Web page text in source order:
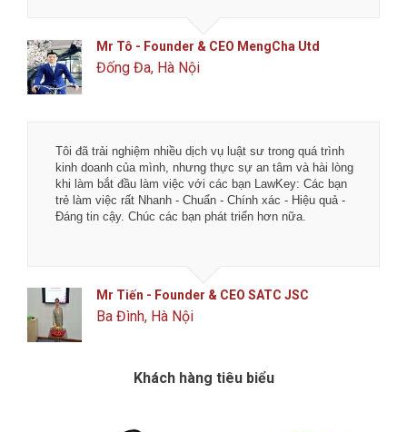
Mr Tô - Founder & CEO MengCha Utd
Đống Đa, Hà Nội
Tôi đã trải nghiệm nhiều dịch vụ luật sư trong quá trình
kinh doanh của mình, nhưng thực sự an tâm và hài lòng
khi làm bắt đầu làm việc với các bạn LawKey: Các bạn
trẻ làm việc rất Nhanh - Chuẩn - Chính xác - Hiệu quả -
Đáng tin cậy. Chúc các bạn phát triển hơn nữa.
Mr Tiến - Founder & CEO SATC JSC
Ba Đình, Hà Nội
Khách hàng tiêu biểu